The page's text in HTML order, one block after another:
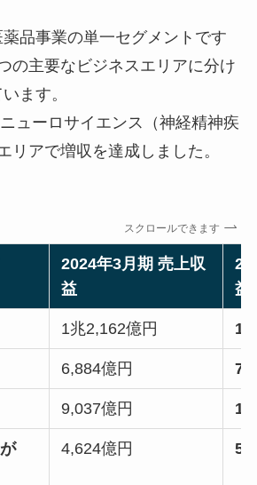
品事業の単一セグメントです
の主要なビジネスエリアに分け
ます。
ューロサイエンス（神経精神疾
リアで増収を達成しました。
スクロールできます
2024年3月期 売上収
益
益
1兆2,162億円 1
6,884億円
9,037億円 1
4,624億円